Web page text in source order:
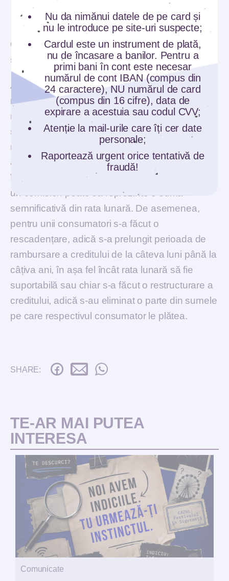
Ce se poate face ca plata ratelor să devină
suportabilă?
Alexandru Păunescu a explicat că există mai
multe soluții găsite de CSALB astfel încât plata
ratelor să devină suportabilă. Astfel au fost
situații în care banca a redus soldul, efectiv a
redus creditul cu 10-15-20% sau cazuri în care
au fost eliminate anumite comisioane astfel
încât să se reducă rata, pentru că de multe ori
un comision poate să reprezinte o sumă
semnificativă din rata lunară. De asemenea,
pentru unii consumatori s-a făcut o
rescadențare, adică s-a prelungit perioada de
rambursare a creditului de la câteva luni până la
câțiva ani, în așa fel încât rata lunară să fie
suportabilă sau chiar s-a făcut o restructurare a
creditului, adică s-au eliminat o parte din sumele
pe care respectivul consumator le plătea.
SHARE:
TE-AR MAI PUTEA
INTERESA
Comunicate
Nu da nimănui datele de pe card și
nu le introduce pe site-uri suspecte;
Cardul este un instrument de plată,
nu de încasare a banilor. Pentru a
primi bani în cont este necesar
numărul de cont IBAN (compus din
24 caractere), NU numărul de card
(compus din 16 cifre), data de
expirare a acestuia sau codul CVV;
Atenție la mail-urile care îți cer date
personale;
Raportează urgent orice tentativă de
fraudă!